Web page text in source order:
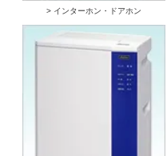
> インターホン・ドアホン